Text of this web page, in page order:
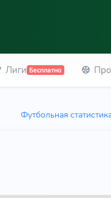
Лиги Бесплатно
Футбольная